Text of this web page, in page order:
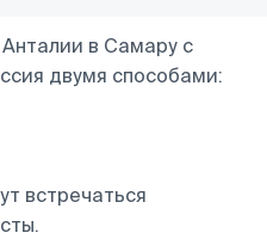
в Самару с
двумя способами:
встречаться